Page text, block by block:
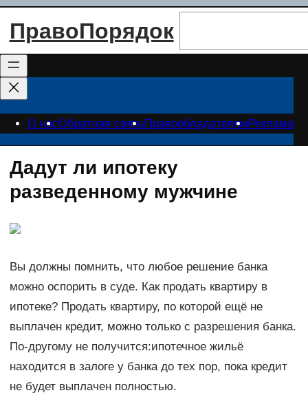
Перейти
ПравоПорядок
О насОбратная связьПравообладателямРеклама
Дадут ли ипотеку
разведенному мужчине
Вы должны помнить, что любое решение банка
можно оспорить в суде. Как продать квартиру в
ипотеке? Продать квартиру, по которой ещё не
выплачен кредит, можно только с разрешения банка.
По-другому не получится:ипотечное жильё
находится в залоге у банка до тех пор, пока кредит
не будет выплачен полностью.